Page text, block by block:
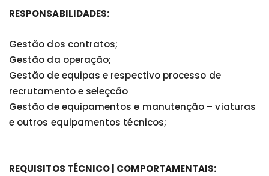
RESPONSABILIDADES:
Gestão dos contratos;
Gestão da operação;
Gestão de equipas e respectivo processo de
recrutamento e seleçcão
Gestão de equipamentos e manutenção – viaturas
e outros equipamentos técnicos;
REQUISITOS TÉCNICO | COMPORTAMENTAIS: